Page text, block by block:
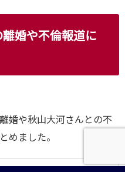
婚や不倫報道に
婚や秋山大河さんとの不
めました。